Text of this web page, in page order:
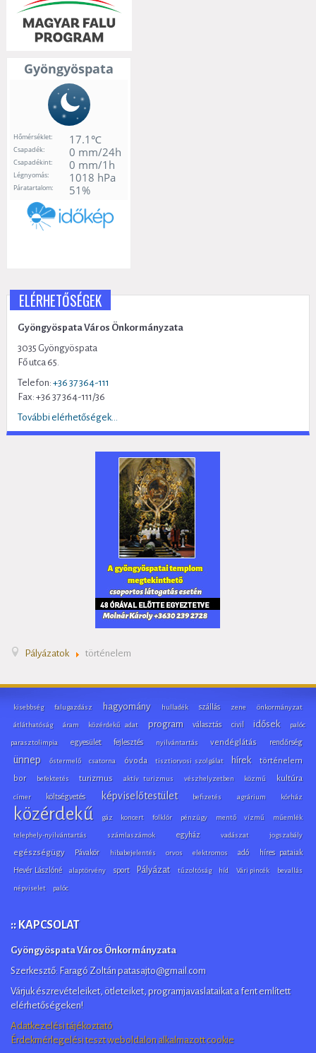
ELÉRHETŐSÉGEK
Gyöngyöspata Város Önkormányzata
3035 Gyöngyöspata
Fő utca 65.
Telefon: +36 37 364-111
Fax: +36 37 364-111/36
További elérhetőségek...
Pályázatok történelem
kisebbség falugazdász hagyomány hulladék szállás zene önkormányzat
átláthatóság áram közérdekű adat program választás civil idősek palóc
parasztolimpia egyesület fejlesztés nyilvántartás vendéglátás rendőrség
ünnep őstermelő csatorna óvoda tisztiorvosi szolgálat hírek
történelem
bor
befektetés turizmus aktív turizmus vészhelyzetben közmű kultúra
címer költségvetés képviselőtestület befizetés agrárium kórház
közérdekű gáz koncert folklór pénzügy mentő vízmű műemlék
telephely-nyilvántartás számlaszámok egyház vadászat jogszabály
egészségügy Pávakör hibabejelentés orvos elektromos adó híres pataiak
Hevér Lászlóné alaptörvény sport Pályázat tűzoltóság híd Vári pincék bevallás
népviselet palóc
:: KAPCSOLAT
Gyöngyöspata Város Önkormányzata
Szerkesztő: Faragó Zoltán patasajto@gmail.com
Várjuk észrevételeiket, ötleteiket, programjavaslataikat a fent említett
elérhetőségeken!
Adatkezelési tájékoztató
Érdekmérlegelési teszt weboldalon alkalmazott cookie